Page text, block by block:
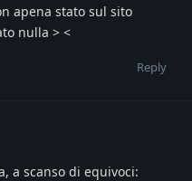
apena stato sul sito
nulla > <
Reply
a scanso di equivoci: